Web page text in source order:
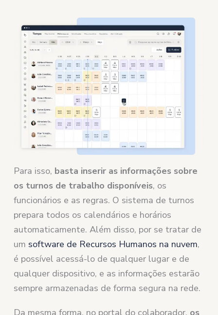
Para isso, basta inserir as informações sobre
os turnos de trabalho disponíveis, os
funcionários e as regras. O sistema de turnos
prepara todos os calendários e horários
automaticamente. Além disso, por se tratar de
um software de Recursos Humanos na nuvem,
é possível acessá-lo de qualquer lugar e de
qualquer dispositivo, e as informações estarão
sempre armazenadas de forma segura na rede.
Da mesma forma, no portal do colaborador, os